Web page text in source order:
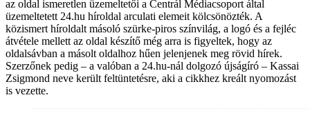
az oldal ismeretlen üzemeltetői a Centrál Médiacsoport által
üzemeltetett 24.hu híroldal arculati elemeit kölcsönözték. A
közismert híroldalt másoló szürke-piros színvilág, a logó és a fejléc
átvétele mellett az oldal készítő még arra is figyeltek, hogy az
oldalsávban a másolt oldalhoz hűen jelenjenek meg rövid hírek.
Szerzőnek pedig – a valóban a 24.hu-nál dolgozó újságíró – Kassai
Zsigmond neve került feltüntetésre, aki a cikkhez kreált nyomozást
is vezette.